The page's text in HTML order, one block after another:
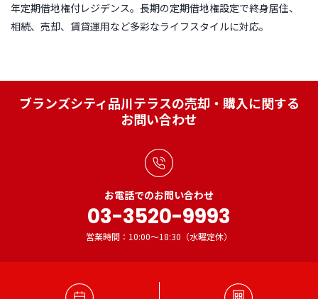
年定期借地権付レジデンス。長期の定期借地権設定で終身居住、
相続、売却、賃貸運用など多彩なライフスタイルに対応。
ブランズシティ品川テラスの売却・購入に関する
お問い合わせ
お電話でのお問い合わせ
03-3520-9993
営業時間：10:00～18:30（水曜定休）